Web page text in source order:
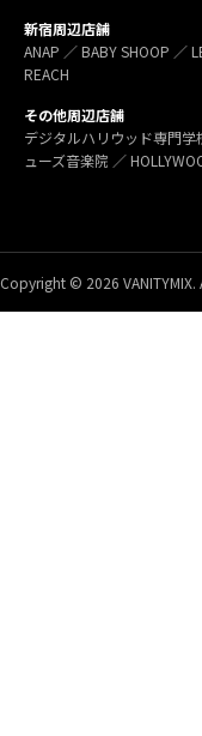
新宿周辺店舗
ANAP ／ BABY SHOOP ／
REACH
その他周辺店舗
デジタルハリウッド専門学
ューズ音楽院 ／
Copyright © 2026 VANITYMIX.